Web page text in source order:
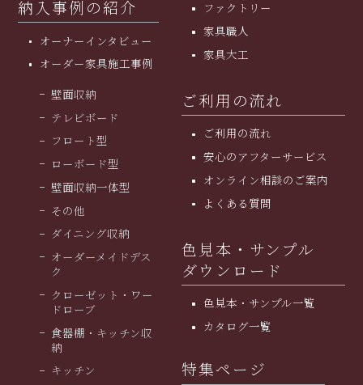
納入事例の紹介
オーナーインタビュー
オーダー家具施工事例
壁面収納
テレビボード
フロート型
ローボード型
壁面収納一体型
その他
ダイニング収納
オーダーメイドデス
ク
クローゼット・ワー
ドローブ
食器棚・キッチン収
納
キッチン
ファクトリー
家具職人
家具大工
ご利用の流れ
ご利用の流れ
安⼼のアフターサービス
オンライン相談のご案内
よくある質問
色見本・サンプル
ダウンロード
色見本・サンプル一覧
カタログ一覧
特集ページ